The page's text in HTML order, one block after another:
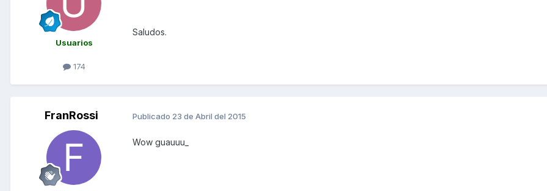
Usuarios
174
Saludos.
FranRossi Publicado 23 de Abril del 2015
Wow guauuu_